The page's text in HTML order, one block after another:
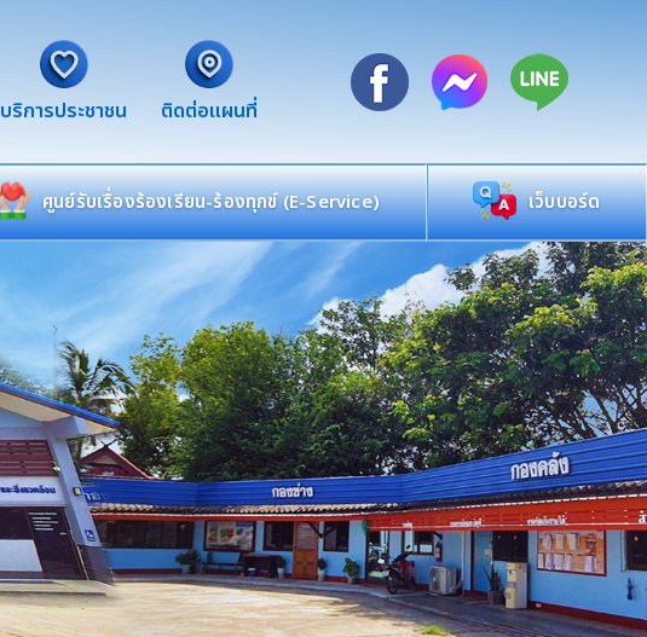
บริการประชาชน ติดต่อแผนที่
ศูนย์รับเรื่องร้องเรียน-ร้องทุกข์ (E-Service) เว็บบอร์ด